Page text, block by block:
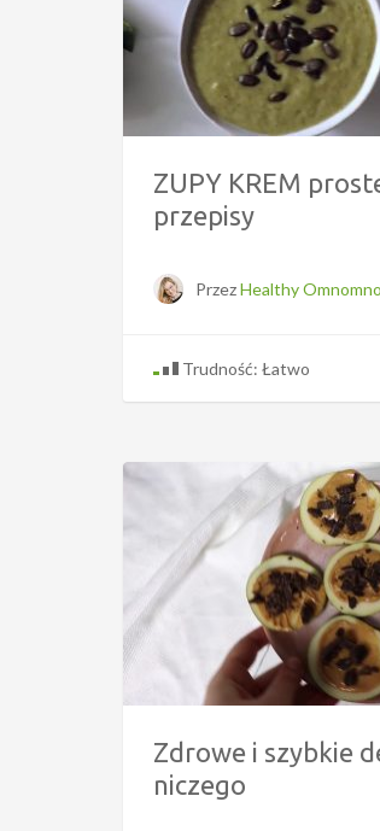
ZUPY KREM
przepisy
PrzezHealthy
Trudność: Łatwo
Zdrowe i szybkie
niczego